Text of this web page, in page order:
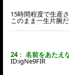
15時間程度で生産
このまま一生片腕
24： 名前をあたえ
ID:igNe9FIR